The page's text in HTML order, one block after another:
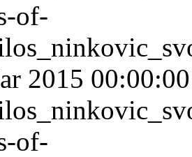
of-
2015
of-